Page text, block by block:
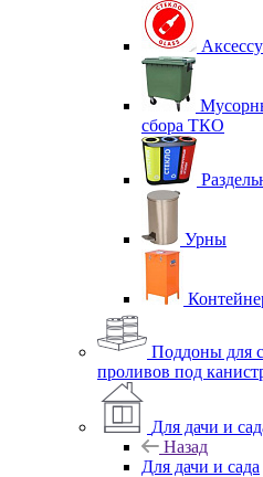
сбора ТКО
Урны
Поддоны для
проливов под
Для дачи и
Назад
Для дачи и сада